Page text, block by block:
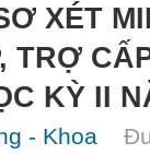
XÉT
TRỢ
KỲ II
- Khoa